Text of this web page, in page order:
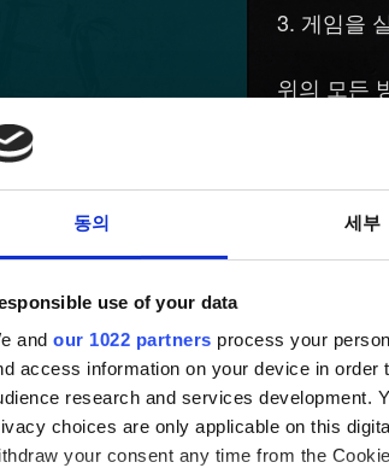
동의 세부
use of your data
and our 1022 partners process your
access information on your device in
research and services development.
choices are only applicable on this
your consent any time from the
스
게임을
위의 모든
도움이
필요하